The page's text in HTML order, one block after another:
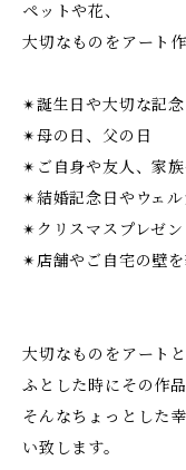
ペットや花、
大切なものをアート
✴︎誕生日や大切な記念
✴︎母の日、父の日
✴︎ご自身や友人、家
✴︎結婚記念日やウェ
✴︎クリスマスプレゼン
✴︎店舗やご自宅の壁
大切なものをアート
ふとした時にその作
そんなちょっとした
い致します。